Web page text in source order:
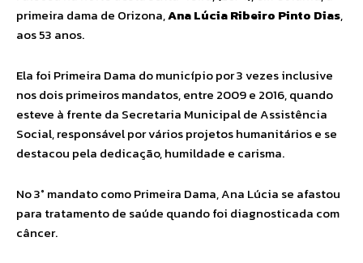
primeira dama de Orizona,Ana Lúcia Ribeiro Pinto Dias,
aos 53 anos.
Ela foi Primeira Dama do município por 3 vezes inclusive
nos dois primeiros mandatos, entre 2009 e 2016, quando
esteve à frente da Secretaria Municipal de Assistência
Social, responsável por vários projetos humanitários e se
destacou pela dedicação, humildade e carisma.
No 3° mandato como Primeira Dama, Ana Lúcia se afastou
para tratamento de saúde quando foi diagnosticada com
câncer.